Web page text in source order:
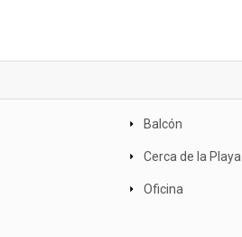
Balcón
Cerca de la Playa
Oficina